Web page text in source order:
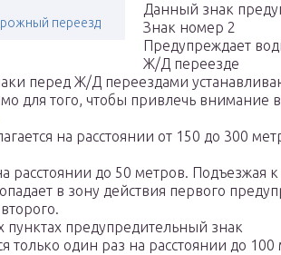
переезд
Данный знак
Знак номер 2
Предупреждает
Ж/Д переезде
перед Ж/Д переездами
для того, чтобы привлечь внимание
на расстоянии от 150 до 300
расстоянии до 50 метров. Подъезжая
в зону действия первого
пунктах предупредительный знак
только один раз на расстоянии до